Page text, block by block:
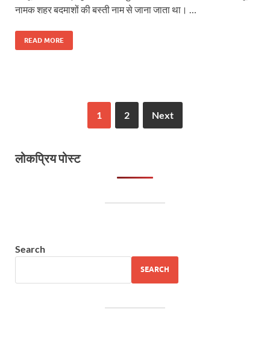
नामक शहर बदमाशों की बस्ती नाम से जाना जाता था। …
READ MORE
1 2 Next
लोकप्रिय पोस्ट
Search
SEARCH